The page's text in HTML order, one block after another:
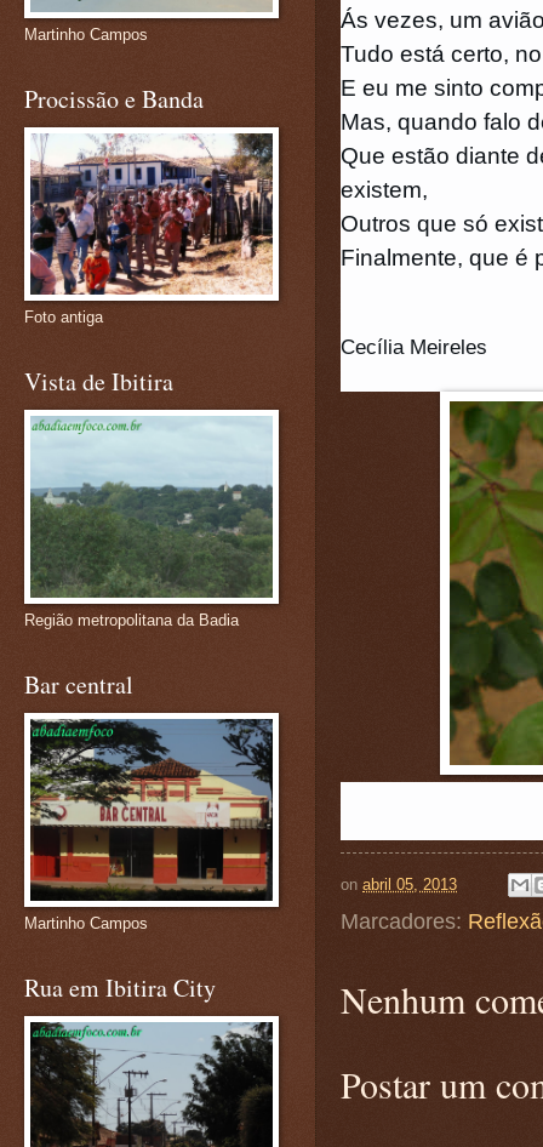
Ás vezes, um
Tudo está certo,
E eu me sinto
Mas, quando falo
Que estão diante
existem,
Outros que só
Finalmente, que é
Cecília Meireles
on abril 05, 2013
Marcadores:
Nenhum
Postar um
Martinho Campos
Procissão e Banda
Foto antiga
Vista de Ibitira
Região metropolitana da Badia
Bar central
Martinho Campos
Rua em Ibitira City